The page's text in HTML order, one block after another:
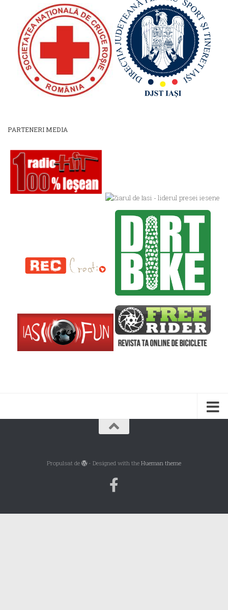
PARTENERI MEDIA
Propulsat de - Designed with theHueman theme